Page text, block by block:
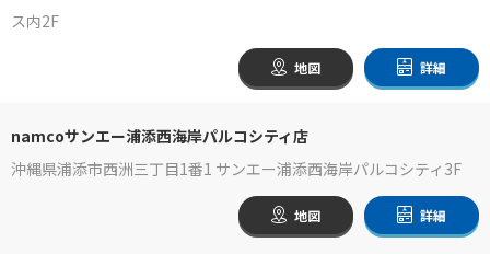
ス内2F
地図 詳細
namcoサンエー浦添西海岸パルコシティ店
沖縄県浦添市西洲三丁目1番1 サンエー浦添西海岸パルコシティ3F
地図 詳細